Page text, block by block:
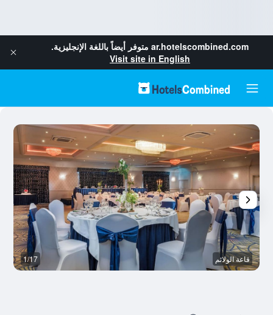
ar.hotelscombined.com متوفر أيضاً باللغة الإنجليزية.
Visit site in English
قاعة الولائم 1/17